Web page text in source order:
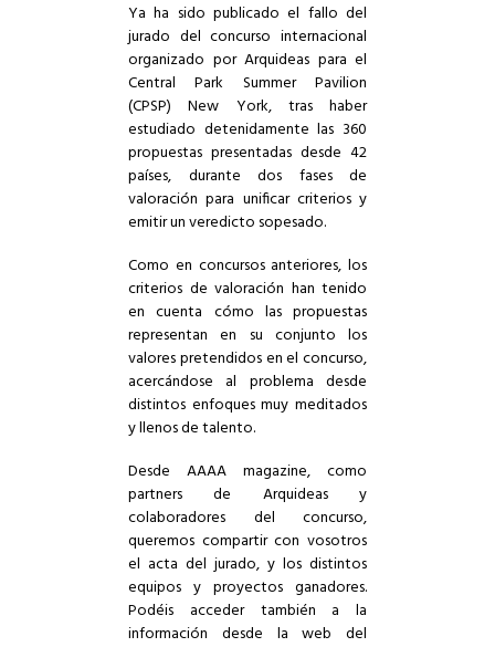
Ya ha sido publicado el fallo del
jurado del concurso internacional
organizado por Arquideas para el
Central Park Summer Pavilion
(CPSP) New York, tras haber
estudiado detenidamente las 360
propuestas presentadas desde 42
países, durante dos fases de
valoración para unificar criterios y
emitir un veredicto sopesado.
Como en concursos anteriores, los
criterios de valoración han tenido
en cuenta cómo las propuestas
representan en su conjunto los
valores pretendidos en el concurso,
acercándose al problema desde
distintos enfoques muy meditados
y llenos de talento.
Desde AAAA magazine, como
partners de Arquideasy
colaboradores del concurso,
queremos compartir con vosotros
el acta del jurado, y los distintos
equipos y proyectos ganadores.
Podéis acceder también a la
información desde la web del